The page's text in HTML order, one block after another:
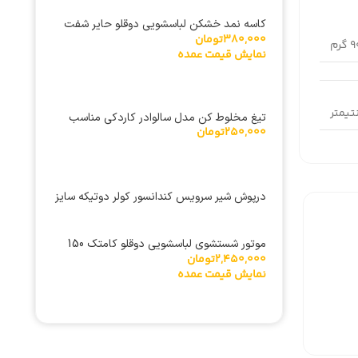
کاسه نمد خشکن لباسشویی دوقلو حایر شفت
12
380,000تومان
نمایش قیمت عمده
تیغ مخلوط کن مدل سالوادر کاردکی مناسب
برای مخلوط کن مولینکس 123
250,000تومان
درپوش شیر سرویس کندانسور کولر دوتیکه سایز
موتور شستشوی لباسشویی دوقلو کامتک 150
وات | سه‌پایه آلومینیومی
2,450,000تومان
نمایش قیمت عمده